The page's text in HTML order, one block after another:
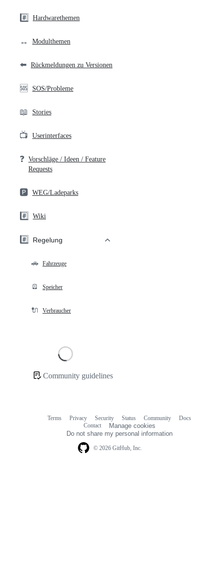
#️⃣ Hardwarethemen
↔️ Modulthemen
⬅️ Rückmeldungen zu Versionen
🆘 SOS/Probleme
📖 Stories
📺 Userinterfaces
❓ Vorschläge / Ideen / Feature
Requests
🅿️ WEG/Ladeparks
#️⃣ Wiki
#️⃣ Regelung
🚗 Fahrzeuge
🪫 Speicher
🔌 Verbraucher
Community guidelines
© 2026 GitHub, Inc.
Terms Privacy Security Status Community
Docs
Contact
Manage cookies
Do not share my personal information